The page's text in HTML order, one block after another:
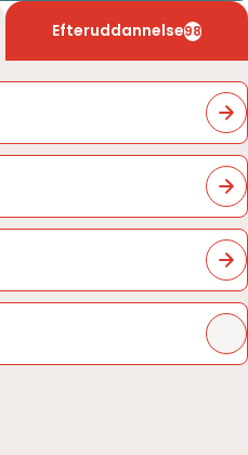
Efteruddannelse98